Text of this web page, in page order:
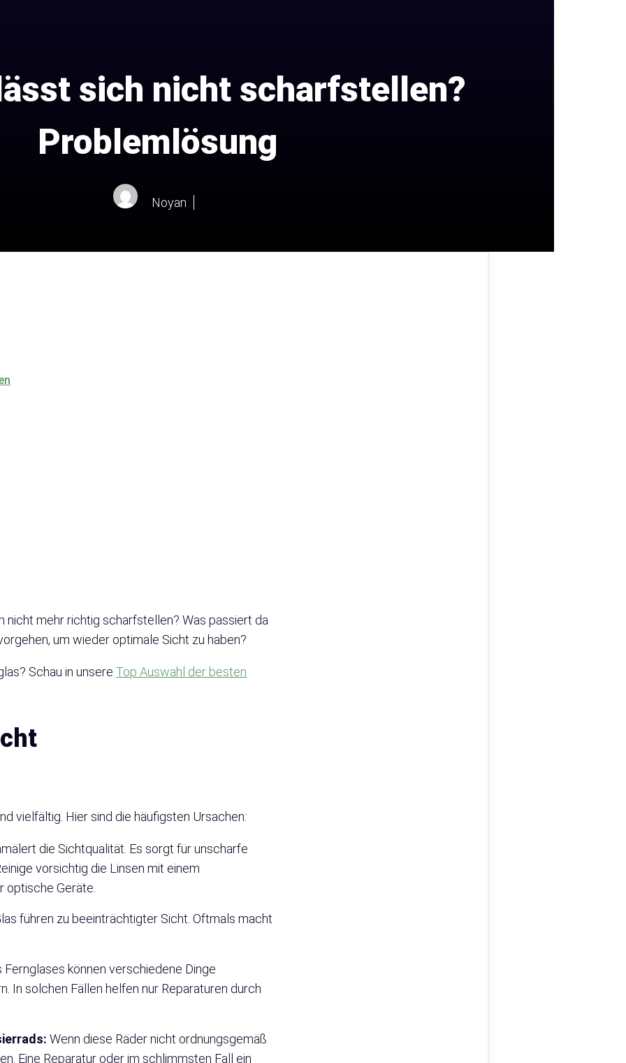
sich nicht scharfstellen?
Problemlösung
Noyan
mehr richtig scharfstellen? Was passiert da
um wieder optimale Sicht zu haben?
Schau in unsere Top Auswahl der besten
vielfältig. Hier sind die häufigsten Ursachen:
die Sichtqualität. Es sorgt für unscharfe
vorsichtig die Linsen mit einem
optische Geräte.
führen zu beeinträchtigter Sicht. Oftmals macht
Fernglases können verschiedene Dinge
In solchen Fällen helfen nur Reparaturen durch
Wenn diese Räder nicht ordnungsgemäß
Eine Reparatur oder im schlimmsten Fall ein